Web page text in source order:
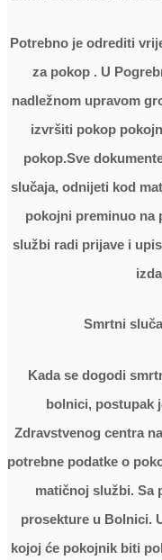
Potrebno je odrediti
za pokop . U
nadležnom upravom
izvršiti pokop
pokop.Sve
slučaja, odnijeti kod
pokojni preminuo na
službi radi prijave i
Smrtni
Kada se dogodi
bolnici, postupak
Zdravstvenog centra
potrebne podatke o
matičnoj službi. Sa
prosekture u Bolnici.
kojoj će pokojnik biti